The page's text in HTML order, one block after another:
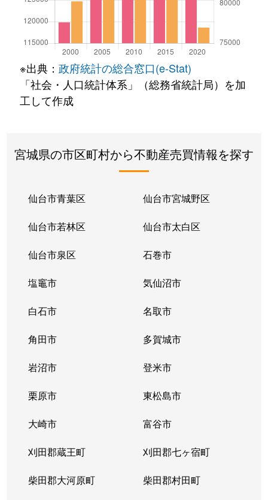
※出典： 政府統計の総合窓口(e-Stat)
「社会・人口統計体系」（総務省統計局）を加
工して作成
宮城県の市区町村から不動産売買情報を探す
仙台市青葉区 仙台市宮城野区
仙台市若林区 仙台市太白区
仙台市泉区 石巻市
塩竈市 気仙沼市
白石市 名取市
角田市 多賀城市
岩沼市 登米市
栗原市 東松島市
大崎市 富谷市
刈田郡蔵王町 刈田郡七ヶ宿町
柴田郡大河原町 柴田郡村田町